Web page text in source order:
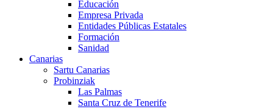
Educación
Empresa Privada
Entidades Públicas Estatales
Formación
Sanidad
Canarias
Sartu Canarias
Probinziak
Las Palmas
Santa Cruz de Tenerife